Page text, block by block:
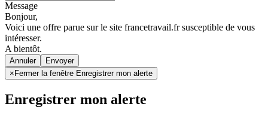
Message
Bonjour,
Voici une offre parue sur le site francetravail.fr susceptible de vous
intéresser.
A bientôt.
Annuler
× Fermer la fenêtre Enregistrer mon alerte
Enregistrer mon alerte